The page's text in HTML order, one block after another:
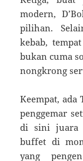
modern,
pilihan.
kebab,
bukan cuma
nongkrong
Keempat, ada
penggemar
di sini juara
buffet di
yang